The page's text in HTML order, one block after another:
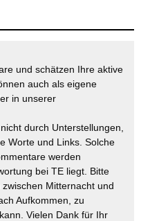
und schätzen Ihre aktive
auch als eigene
in unserer
durch Unterstellungen,
Worte und Links. Solche
werden
bei TE liegt. Bitte
Mitternacht und
Aufkommen, zu
Vielen Dank für Ihr